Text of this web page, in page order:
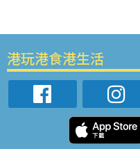
港玩港食港生活